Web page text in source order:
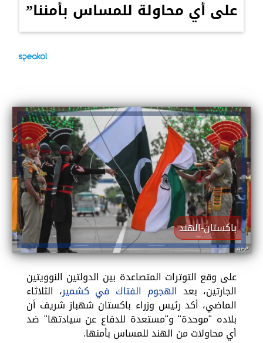
على أي محاولة للمساس بأمننا”
باكستان-الهند
على وقع التوترات المتصاعدة بين الدولتين النوويتين
الجارتين، بعد الهجوم الفتاك في كشمير، الثلاثاء
الماضي، أكد رئيس وزراء باكستان شهباز شريف أن
بلاده "موحدة" و"مستعدة للدفاع عن سيادتها" ضد
أي محاولات من الهند للمساس بأمنها.